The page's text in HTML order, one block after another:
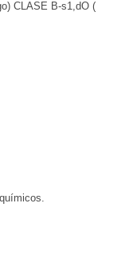
CLASE B-s1,dO (